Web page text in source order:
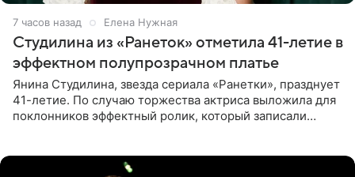
7 часов назад Елена Нужная
Студилина из «Ранеток» отметила 41-летие в
эффектном полупрозрачном платье
Янина Студилина, звезда сериала «Ранетки», празднует
41-летие. По случаю торжества актриса выложила для
поклонников эффектный ролик, который записали